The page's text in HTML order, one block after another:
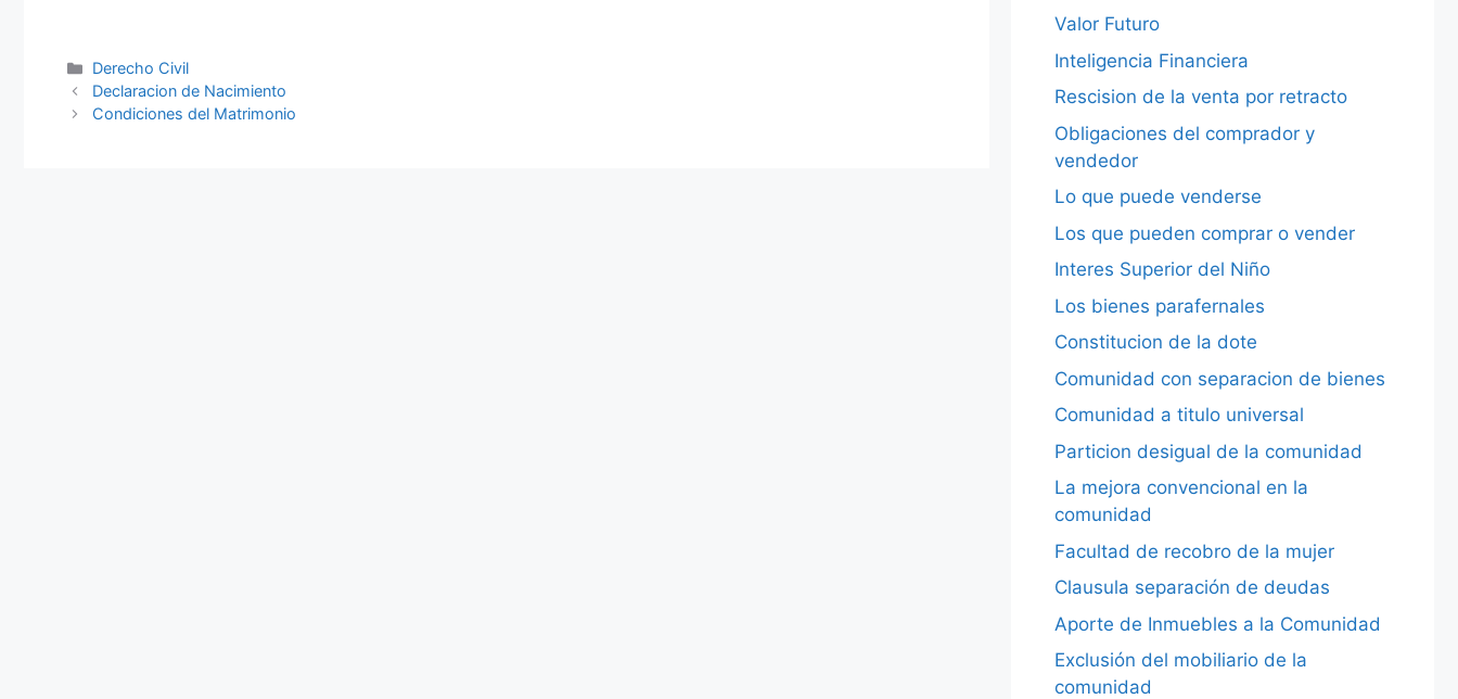
Categories
Derecho Civil
Declaracion de Nacimiento
Condiciones del Matrimonio
Valor Futuro
Inteligencia Financiera
Rescision de la venta por retracto
Obligaciones del comprador y
vendedor
Lo que puede venderse
Los que pueden comprar o vender
Interes Superior del Niño
Los bienes parafernales
Constitucion de la dote
Comunidad con separacion de bienes
Comunidad a titulo universal
Particion desigual de la comunidad
La mejora convencional en la
comunidad
Facultad de recobro de la mujer
Clausula separación de deudas
Aporte de Inmuebles a la Comunidad
Exclusión del mobiliario de la
comunidad